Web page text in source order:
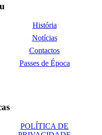
História
Notícias
Contactos
Passes de Época
POLÍTICA DE